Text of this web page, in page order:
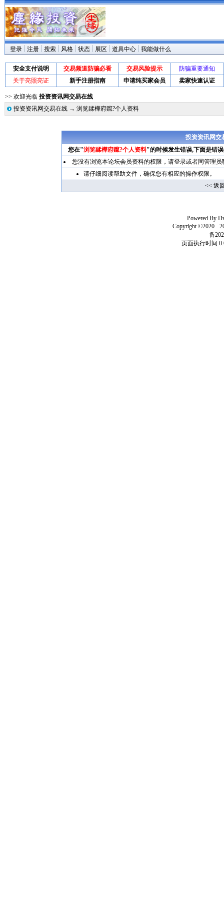
登录 注册 搜索 风格 状态 展区 道具中心 我能做什么
安全支付说明 交易频道防骗必看 交易风险提示
防骗重要通知
关于亮照亮证
新手注册指南 申请纯买家会员 卖家快速认证
>> 欢迎光临 投资资讯网交易在线
投资资讯网交易在线→ 浏览鍒樺府鑹?个人资料
投资资讯网交
您在"浏览鍒樺府鑹?个人资料"的时候发生错误,下面是错
您没有浏览本论坛会员资料的权限，请登录或者同管理员
请仔细阅读帮助文件，确保您有相应的操作权限。
<< 返
Powered By
Copyright ©2020 -
备
页面执行时间